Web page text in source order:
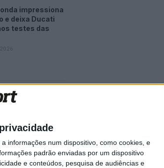
informações num dispositivo, como cookies, e
padrão enviadas por um dispositivo
e conteúdos, pesquisa de audiências e
impressiona
e deixa Ducati
testes das
tive
é a que gosto
lá, não
.